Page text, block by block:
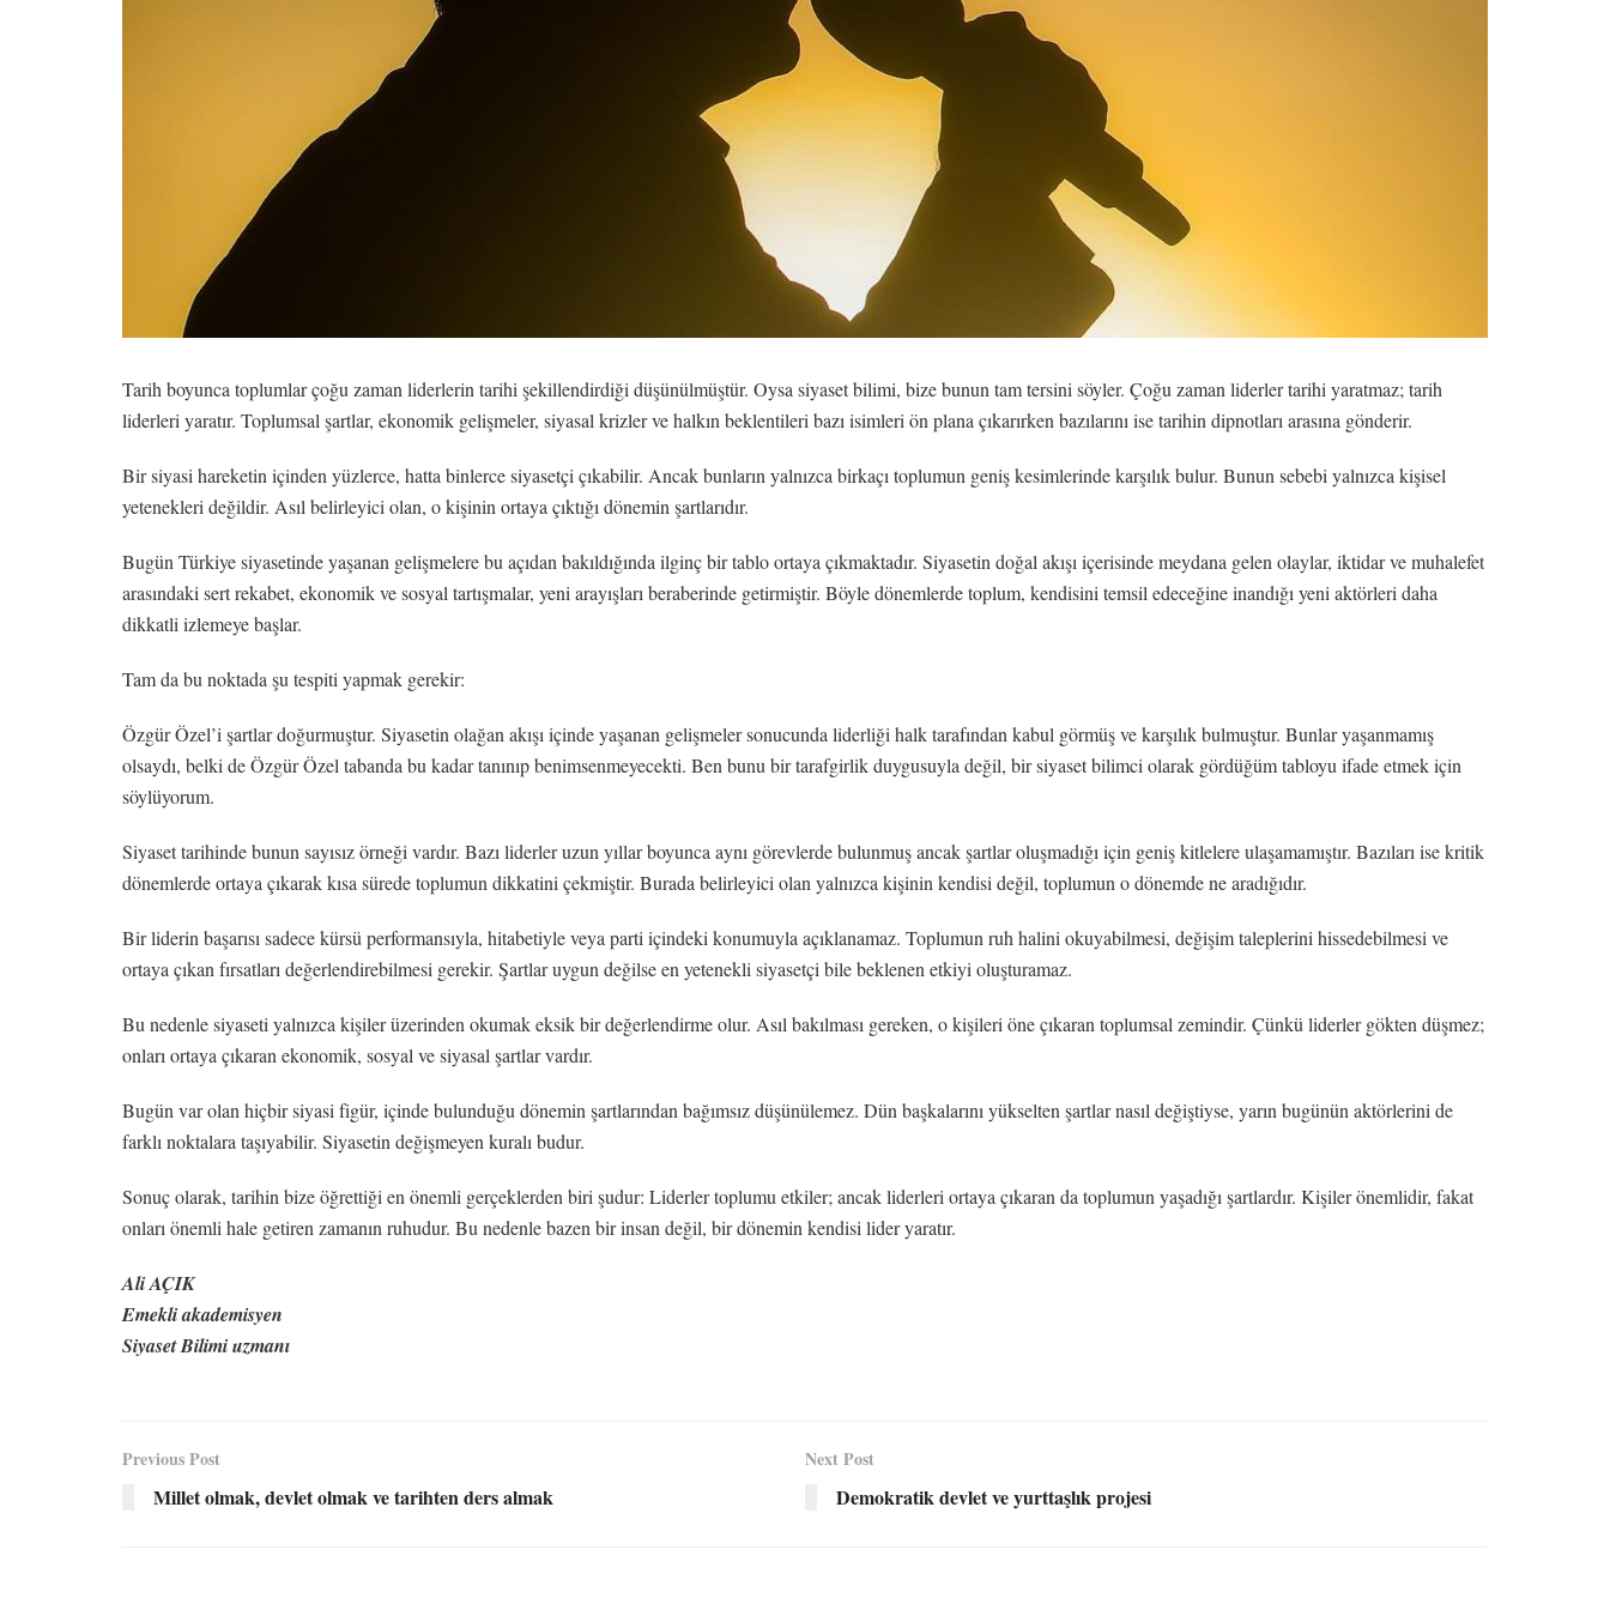
Tarih boyunca toplumlar çoğu zaman liderlerin tarihi şekillendirdiği düşünülmüştür. Oysa siyaset bilimi, bize bunun tam tersini söyler. Çoğu zaman liderler tarihi yaratmaz; tarih
liderleri yaratır. Toplumsal şartlar, ekonomik gelişmeler, siyasal krizler ve halkın beklentileri bazı isimleri ön plana çıkarırken bazılarını ise tarihin dipnotları arasına gönderir.
Bir siyasi hareketin içinden yüzlerce, hatta binlerce siyasetçi çıkabilir. Ancak bunların yalnızca birkaçı toplumun geniş kesimlerinde karşılık bulur. Bunun sebebi yalnızca kişisel
yetenekleri değildir. Asıl belirleyici olan, o kişinin ortaya çıktığı dönemin şartlarıdır.
Bugün Türkiye siyasetinde yaşanan gelişmelere bu açıdan bakıldığında ilginç bir tablo ortaya çıkmaktadır. Siyasetin doğal akışı içerisinde meydana gelen olaylar, iktidar ve muhalefet
arasındaki sert rekabet, ekonomik ve sosyal tartışmalar, yeni arayışları beraberinde getirmiştir. Böyle dönemlerde toplum, kendisini temsil edeceğine inandığı yeni aktörleri daha
dikkatli izlemeye başlar.
Tam da bu noktada şu tespiti yapmak gerekir:
Özgür Özel’i şartlar doğurmuştur. Siyasetin olağan akışı içinde yaşanan gelişmeler sonucunda liderliği halk tarafından kabul görmüş ve karşılık bulmuştur. Bunlar yaşanmamış
olsaydı, belki de Özgür Özel tabanda bu kadar tanınıp benimsenmeyecekti. Ben bunu bir tarafgirlik duygusuyla değil, bir siyaset bilimci olarak gördüğüm tabloyu ifade etmek için
söylüyorum.
Siyaset tarihinde bunun sayısız örneği vardır. Bazı liderler uzun yıllar boyunca aynı görevlerde bulunmuş ancak şartlar oluşmadığı için geniş kitlelere ulaşamamıştır. Bazıları ise kritik
dönemlerde ortaya çıkarak kısa sürede toplumun dikkatini çekmiştir. Burada belirleyici olan yalnızca kişinin kendisi değil, toplumun o dönemde ne aradığıdır.
Bir liderin başarısı sadece kürsü performansıyla, hitabetiyle veya parti içindeki konumuyla açıklanamaz. Toplumun ruh halini okuyabilmesi, değişim taleplerini hissedebilmesi ve
ortaya çıkan fırsatları değerlendirebilmesi gerekir. Şartlar uygun değilse en yetenekli siyasetçi bile beklenen etkiyi oluşturamaz.
Bu nedenle siyaseti yalnızca kişiler üzerinden okumak eksik bir değerlendirme olur. Asıl bakılması gereken, o kişileri öne çıkaran toplumsal zemindir. Çünkü liderler gökten düşmez;
onları ortaya çıkaran ekonomik, sosyal ve siyasal şartlar vardır.
Bugün var olan hiçbir siyasi figür, içinde bulunduğu dönemin şartlarından bağımsız düşünülemez. Dün başkalarını yükselten şartlar nasıl değiştiyse, yarın bugünün aktörlerini de
farklı noktalara taşıyabilir. Siyasetin değişmeyen kuralı budur.
Sonuç olarak, tarihin bize öğrettiği en önemli gerçeklerden biri şudur: Liderler toplumu etkiler; ancak liderleri ortaya çıkaran da toplumun yaşadığı şartlardır. Kişiler önemlidir, fakat
onları önemli hale getiren zamanın ruhudur. Bu nedenle bazen bir insan değil, bir dönemin kendisi lider yaratır.
Ali AÇIK
Emekli akademisyen
Siyaset Bilimi uzmanı
Previous Post
Millet olmak, devlet olmak ve tarihten ders almak
Next Post
Demokratik devlet ve yurttaşlık projesi